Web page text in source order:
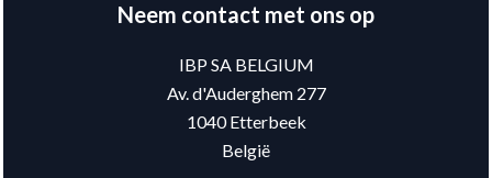
Neem contact met ons op
IBP SA BELGIUM
Av. d'Auderghem 277
1040Etterbeek
België